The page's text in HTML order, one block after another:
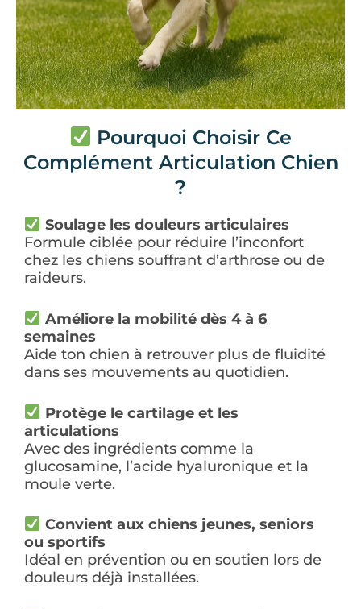
Pourquoi Choisir Ce
Complément Articulation Chien
?
Soulage les douleurs articulaires
Formule ciblée pour réduire l’inconfort
chez les chiens souffrant d’arthrose ou de
raideurs.
Améliore la mobilité dès 4 à 6
semaines
Aide ton chien à retrouver plus de fluidité
dans ses mouvements au quotidien.
Protège le cartilage et les
articulations
Avec des ingrédients comme la
glucosamine, l’acide hyaluronique et la
moule verte.
Convient aux chiens jeunes, seniors
ou sportifs
Idéal en prévention ou en soutien lors de
douleurs déjà installées.